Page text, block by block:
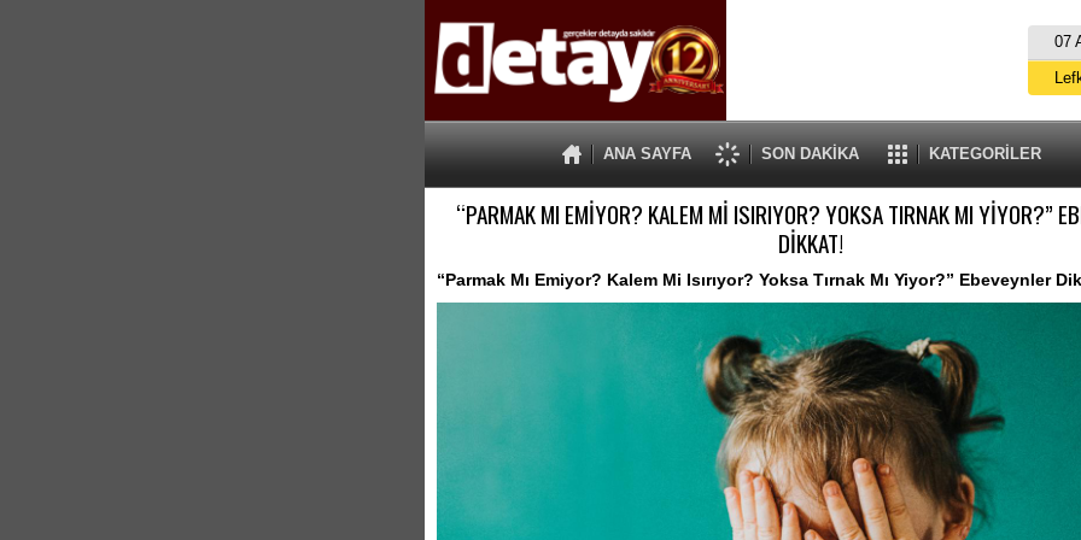
07
ANA SAYFA SON DAKİKA KATEGORİLER
“PARMAK MI EMİYOR? KALEM Mİ ISIRIYOR? YOKSA TIRNAK MI YİYOR?”
DİKKAT!
“Parmak Mı Emiyor? Kalem Mi Isırıyor? Yoksa Tırnak Mı Yiyor?” Ebeveynler